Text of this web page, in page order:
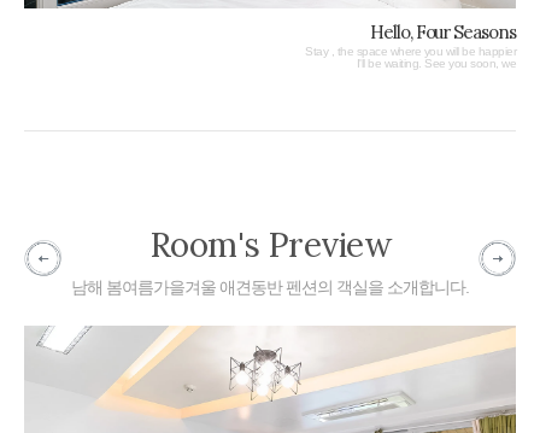
Hello, Four Seasons
Stay , the space where you will be happier
I'll be waiting. See you soon, we
Room's Preview
남해 봄여름가을겨울 애견동반 펜션의 객실을 소개합니다.